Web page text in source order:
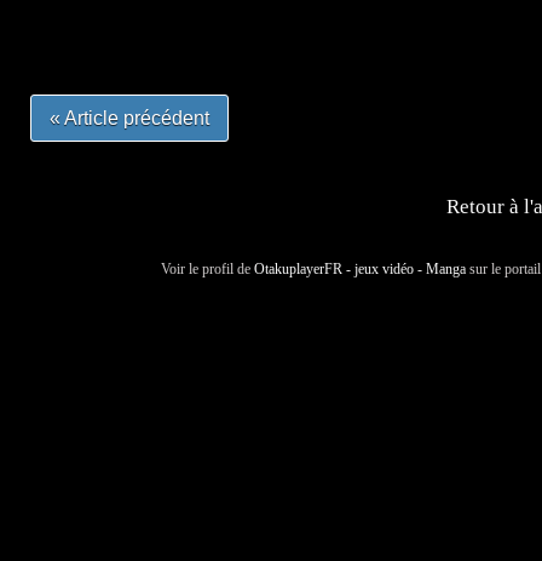
« Article précédent
Retour à
Voir le profil de OtakuplayerFR - jeux vidéo - Manga sur le